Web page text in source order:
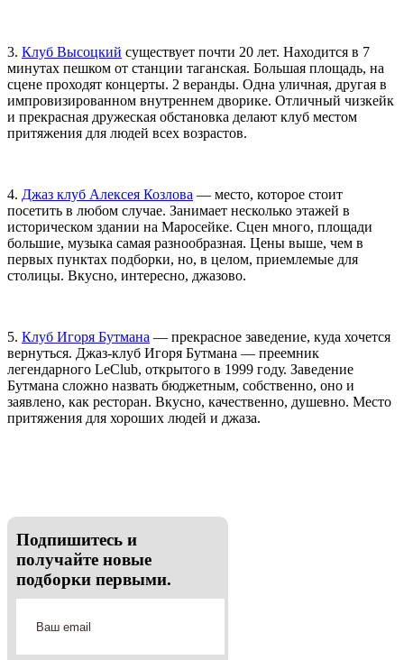
3. Клуб Высоцкий существует почти 20 лет. Находится в 7
минутах пешком от станции таганская. Большая площадь, на
сцене проходят концерты. 2 веранды. Одна уличная, другая в
импровизированном внутреннем дворике. Отличный чизкейк
и прекрасная дружеская обстановка делают клуб местом
притяжения для людей всех возрастов.
4. Джаз клуб Алексея Козлова — место, которое стоит
посетить в любом случае. Занимает несколько этажей в
историческом здании на Маросейке. Сцен много, площади
большие, музыка самая разнообразная. Цены выше, чем в
первых пунктах подборки, но, в целом, приемлемые для
столицы. Вкусно, интересно, джазово.
5. Клуб Игоря Бутмана — прекрасное заведение, куда хочется
вернуться. Джаз-клуб Игоря Бутмана — преемник
легендарного LeClub, открытого в 1999 году. Заведение
Бутмана сложно назвать бюджетным, собственно, оно и
заявлено, как ресторан. Вкусно, качественно, душевно. Место
притяжения для хороших людей и джаза.
Подпишитесь и
получайте новые
подборки первыми.